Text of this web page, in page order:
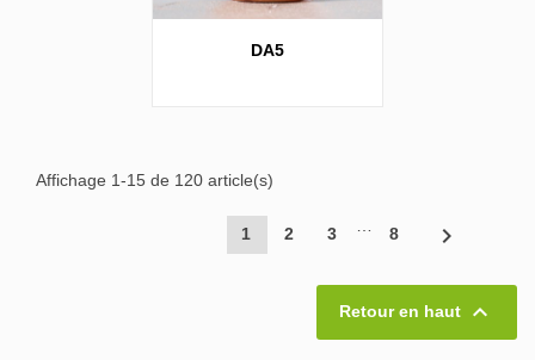
DA5
Affichage 1-15 de 120 article(s)
1 2 3 … 8 
Retour en haut 